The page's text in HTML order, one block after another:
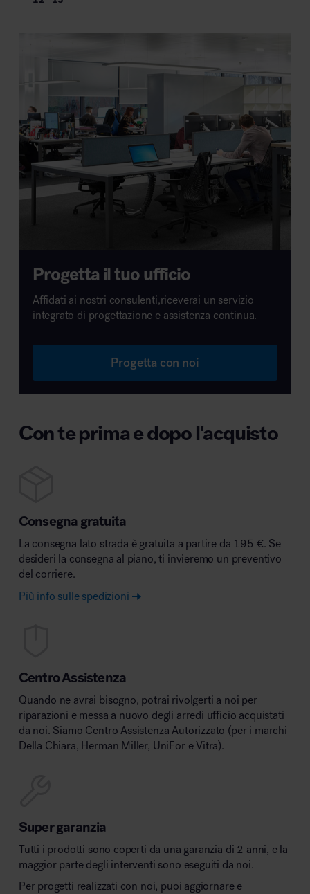
Progetta il tuo ufficio
Affidati ai nostri consulenti,riceverai un servizio
integrato di progettazione e assistenza continua.
Progetta con noi
Con te prima e dopo l'acquisto
Consegna gratuita
La consegna lato strada è gratuita a partire da 195 €. Se
desideri la consegna al piano, ti invieremo un preventivo
del corriere.
Più info sulle spedizioni
Centro Assistenza
Quando ne avrai bisogno, potrai rivolgerti a noi per
riparazioni e messa a nuovo degli arredi ufficio acquistati
da noi. Siamo Centro Assistenza Autorizzato (per i marchi
Della Chiara, Herman Miller, UniFor e Vitra).
Super garanzia
Tutti i prodotti sono coperti da una garanzia di 2 anni, e la
maggior parte degli interventi sono eseguiti da noi.
Per progetti realizzati con noi, puoi aggiornare e